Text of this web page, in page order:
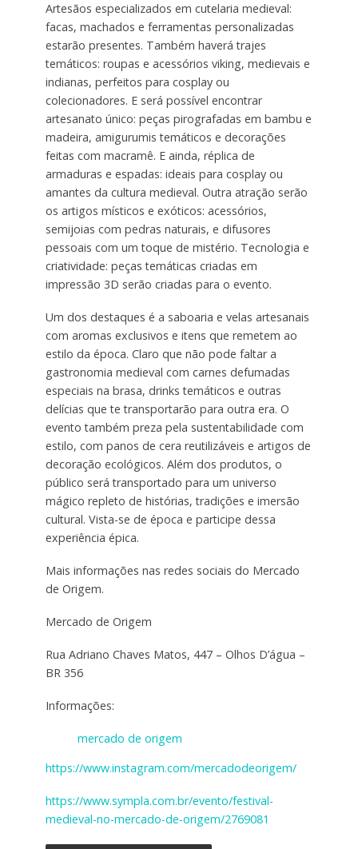
Artesãos especializados em cutelaria medieval:
facas, machados e ferramentas personalizadas
estarão presentes. Também haverá trajes
temáticos: roupas e acessórios viking, medievais e
indianas, perfeitos para cosplay ou
colecionadores. E será possível encontrar
artesanato único: peças pirografadas em bambu e
madeira, amigurumis temáticos e decorações
feitas com macramê. E ainda, réplica de
armaduras e espadas: ideais para cosplay ou
amantes da cultura medieval. Outra atração serão
os artigos místicos e exóticos: acessórios,
semijoias com pedras naturais, e difusores
pessoais com um toque de mistério. Tecnologia e
criatividade: peças temáticas criadas em
impressão 3D serão criadas para o evento.
Um dos destaques é a saboaria e velas artesanais
com aromas exclusivos e itens que remetem ao
estilo da época. Claro que não pode faltar a
gastronomia medieval com carnes defumadas
especiais na brasa, drinks temáticos e outras
delícias que te transportarão para outra era. O
evento também preza pela sustentabilidade com
estilo, com panos de cera reutilizáveis e artigos de
decoração ecológicos. Além dos produtos, o
público será transportado para um universo
mágico repleto de histórias, tradições e imersão
cultural. Vista-se de época e participe dessa
experiência épica.
Mais informações nas redes sociais do Mercado
de Origem.
Mercado de Origem
Rua Adriano Chaves Matos, 447 – Olhos D’água –
BR 356
Informações:
mercado de origem
https://www.instagram.com/mercadodeorigem/
https://www.sympla.com.br/evento/festival-
medieval-no-mercado-de-origem/2769081